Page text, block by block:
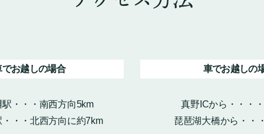
でお越しの場合
・・・南西方向5km
・・北西方向に約7km
車でお越しの
真野ICから・・・
琵琶湖大橋から・・